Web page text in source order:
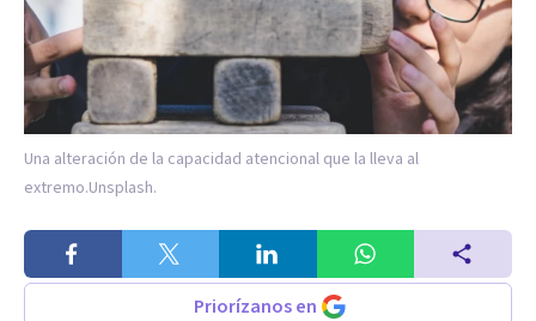
Una alteración de la capacidad atencional que la lleva al
extremo.Unsplash.
Priorízanos en